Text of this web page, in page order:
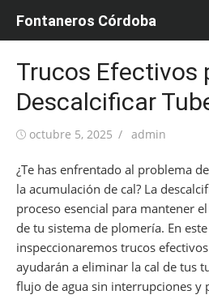
Fontaneros Córdoba
Trucos Efectivos
Descalcificar
Publicada
octubre 5, 2025 Autor
admin
¿Te has enfrentado al problema
la acumulación de cal? La
proceso esencial para mantener
de tu sistema de plomería. En
inspeccionaremos trucos
ayudarán a eliminar la cal de tus
flujo de agua sin interrupciones y